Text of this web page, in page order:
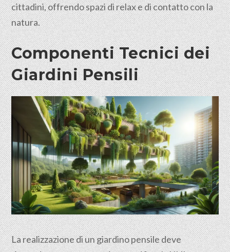
cittadini, offrendo spazi di relax e di contatto con la
natura.
Componenti Tecnici dei
Giardini Pensili
La realizzazione di un giardino pensile deve